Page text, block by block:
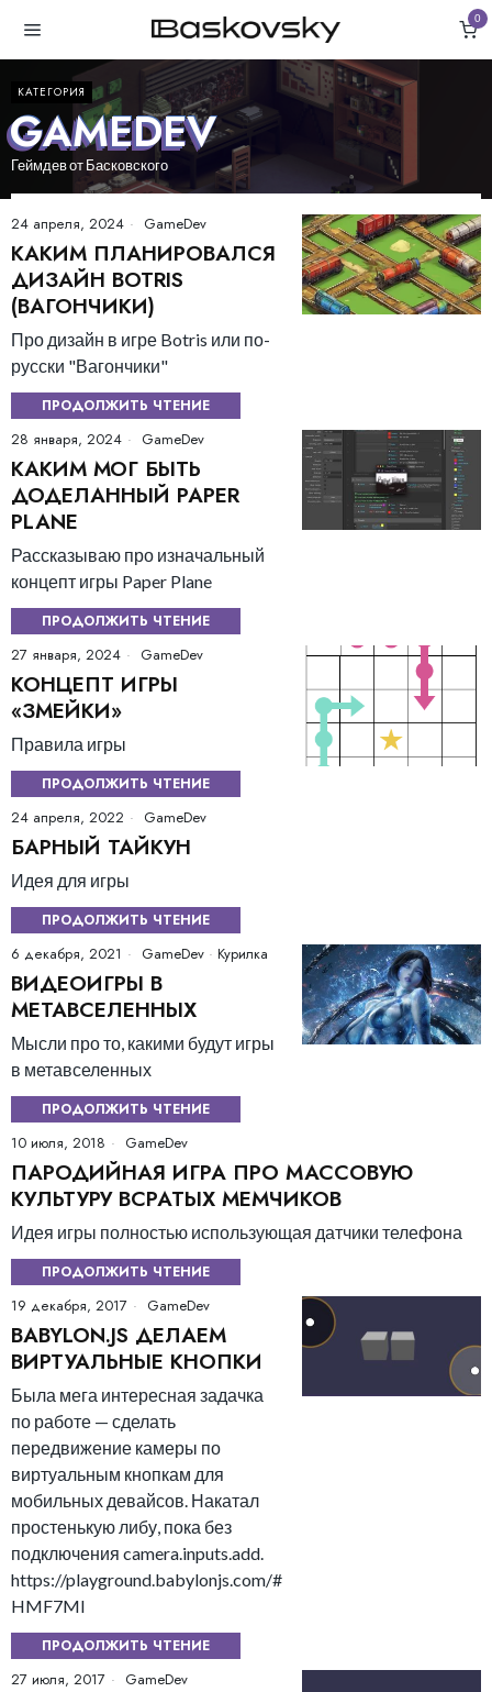
0
КАТЕГОРИЯ
GAMEDEV
Геймдев от Басковского
24 апреля, 2024 GameDev
КАКИМ ПЛАНИРОВАЛСЯ
ДИЗАЙН BOTRIS
(ВАГОНЧИКИ)
Про дизайн в игре Botris или по-
русски "Вагончики"
ПРОДОЛЖИТЬ ЧТЕНИЕ
28 января, 2024 GameDev
КАКИМ МОГ БЫТЬ
ДОДЕЛАННЫЙ PAPER
PLANE
Рассказываю про изначальный
концепт игры Paper Plane
ПРОДОЛЖИТЬ ЧТЕНИЕ
27 января, 2024 GameDev
КОНЦЕПТ ИГРЫ
«ЗМЕЙКИ»
Правила игры
ПРОДОЛЖИТЬ ЧТЕНИЕ
24 апреля, 2022 GameDev
БАРНЫЙ ТАЙКУН
Идея для игры
ПРОДОЛЖИТЬ ЧТЕНИЕ
6 декабря, 2021 GameDev · Курилка
ВИДЕОИГРЫ В
МЕТАВСЕЛЕННЫХ
Мысли про то, какими будут игры
в метавселенных
ПРОДОЛЖИТЬ ЧТЕНИЕ
10 июля, 2018 GameDev
ПАРОДИЙНАЯ ИГРА ПРО МАССОВУЮ
КУЛЬТУРУ ВСРАТЫХ МЕМЧИКОВ
Идея игры полностью использующая датчики телефона
ПРОДОЛЖИТЬ ЧТЕНИЕ
19 декабря, 2017 GameDev
BABYLON.JS ДЕЛАЕМ
ВИРТУАЛЬНЫЕ КНОПКИ
Была мега интересная задачка
по работе — сделать
передвижение камеры по
виртуальным кнопкам для
мобильных девайсов. Накатал
простенькую либу, пока без
подключения camera.inputs.add.
https://playground.babylonjs.com/#
HMF7MI
ПРОДОЛЖИТЬ ЧТЕНИЕ
27 июля, 2017 GameDev